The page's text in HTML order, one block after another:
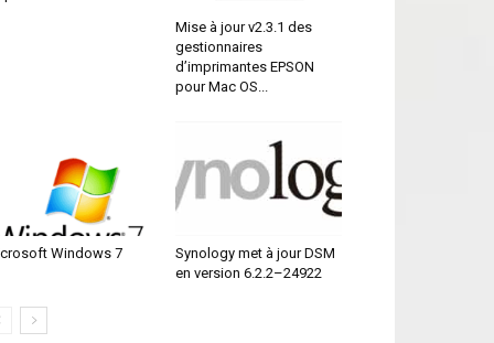
Mise à jour v2.3.1 des
gestionnaires
d’imprimantes EPSON
pour Mac OS...
Windows 7
Synology met à jour DSM
en version 6.2.2–24922